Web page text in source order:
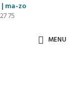
| ma-zo
75
MENU